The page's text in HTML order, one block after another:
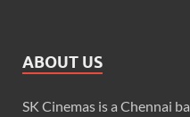
ABOUT US
SK Cinemas is a Chennai